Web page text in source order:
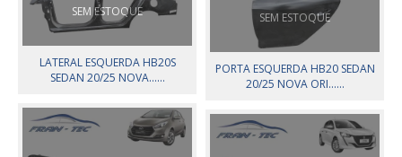
SEM ESTOQUE
LATERAL ESQUERDA HB20S
SEDAN 20/25 NOVA......
SEM ESTOQUE
PORTA ESQUERDA HB20 SEDAN
20/25 NOVA ORI......